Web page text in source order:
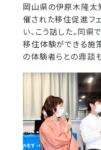
岡山県の伊原木隆太
催された移住促進フ
い、こう話した。同
移住体験ができる施
の体験者らとの鼎談